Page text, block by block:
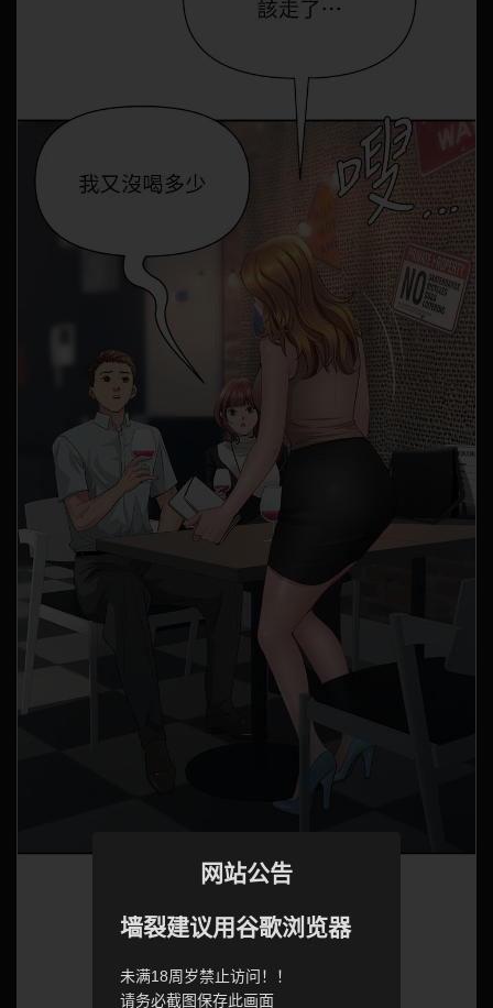
网站公告
墙裂建议用谷歌浏览器
未满18周岁禁止访问！！
请务必截图保存此画面